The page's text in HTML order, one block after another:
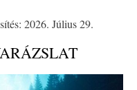
2026. Július 29.